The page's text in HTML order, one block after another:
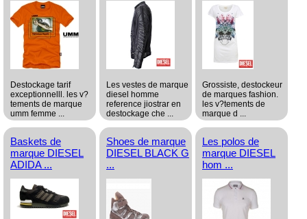
Destockage tarif
exceptionnelll. les v?
tements de marque
umm femme ...
ST10818 du 2012-07-
17 11:57:00
grossiste
Habillement/Mode
Les vestes de marque
diesel homme
reference jiostrar en
destockage che ...
ST10817 du 2012-07-
17 11:55:10
grossiste
Habillement/Mode
Grossiste, destockeur
de marques fashion.
les v?tements de
marque d ...
ST10797 du 2012-06-
26 11:52:05
grossiste
Habillement/Mode
Baskets de
marque DIESEL
ADIDA ...
Shoes de marque
DIESEL BLACK G
...
Les polos de
marque DIESEL
hom ...